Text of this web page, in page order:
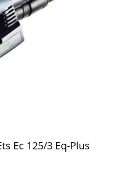
Ec 125/3 Eq-Plus